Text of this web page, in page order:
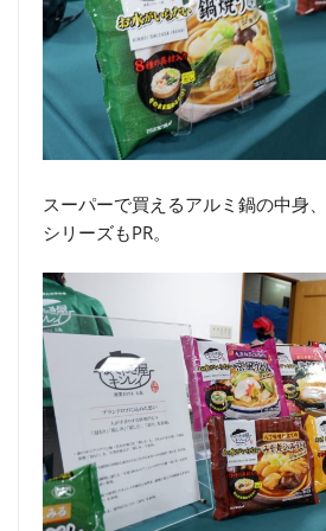
スーパーで買えるアルミ鍋の中身
シリーズもPR。